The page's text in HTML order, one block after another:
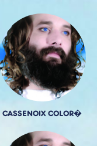
CASSENOIX COLOR�